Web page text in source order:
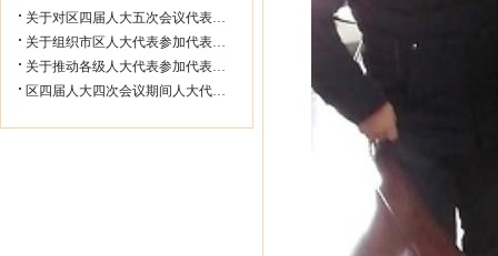
关于对区四届人大五次会议代表所提部...
关于组织市区人大代表参加代表联络工...
关于推动各级人大代表参加代表联络工...
区四届人大四次会议期间人大代表审议...